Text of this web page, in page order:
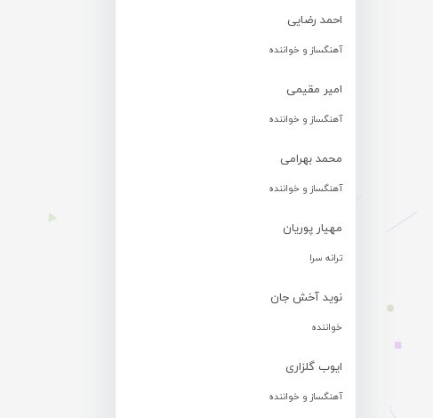
احمد رضایی
آهنگساز و خواننده
امیر مقیمی
آهنگساز و خواننده
محمد بهرامی
آهنگساز و خواننده
مهیار پوریان
ترانه سرا
نوید آخش جان
خواننده
ایوب گلزاری
آهنگساز و خواننده